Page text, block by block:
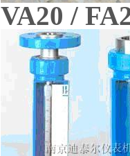
VA20 /